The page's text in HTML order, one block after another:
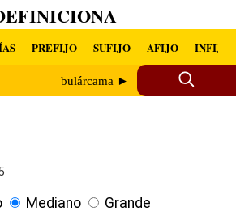
PREFIJO SUFIJO AFIJO INFIJO
bulárcama ►
Mediano Grande